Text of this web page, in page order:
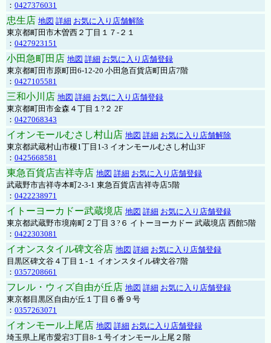
： 0427376031
忠生店 地図 詳細 お気に入り店舗解除
東京都町田市木曽西２丁目１７-２１
： 0427923151
小田急町田店 地図 詳細 お気に入り店舗登録
東京都町田市原町田6-12-20 小田急百貨店町田店7階
： 0427105581
三和小川店 地図 詳細 お気に入り店舗登録
東京都町田市金森４丁目１?２ 2F
： 0427068343
イオンモールむさし村山店 地図 詳細 お気に入り店舗解除
東京都武蔵村山市榎1丁目1-3 イオンモールむさし村山3F
： 0425668581
東急百貨店吉祥寺店 地図 詳細 お気に入り店舗登録
武蔵野市吉祥寺本町2-3-1 東急百貨店吉祥寺店5階
： 0422238971
イトーヨーカドー武蔵境店 地図 詳細 お気に入り店舗登録
東京都武蔵野市境南町２丁目３?６ イトーヨーカドー 武蔵境店 西館5階
： 0422303081
イオンスタイル碑文谷店 地図 詳細 お気に入り店舗登録
目黒区碑文谷４丁目１-１ イオンスタイル碑文谷7階
： 0357208661
フレル・ウィズ自由が丘店 地図 詳細 お気に入り店舗登録
東京都目黒区自由が丘１丁目６番９号
： 0357263071
イオンモール上尾店 地図 詳細 お気に入り店舗登録
埼玉県上尾市愛宕3丁目8-１号イオンモール上尾２階